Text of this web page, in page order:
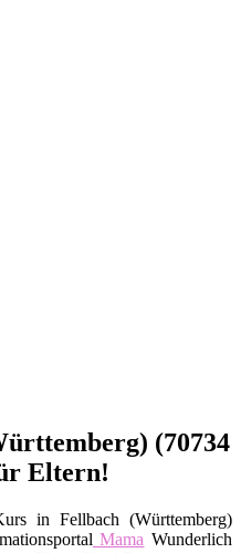
(70734
Eltern!
in Fellbach (Württemberg)
Mama Wunderlich